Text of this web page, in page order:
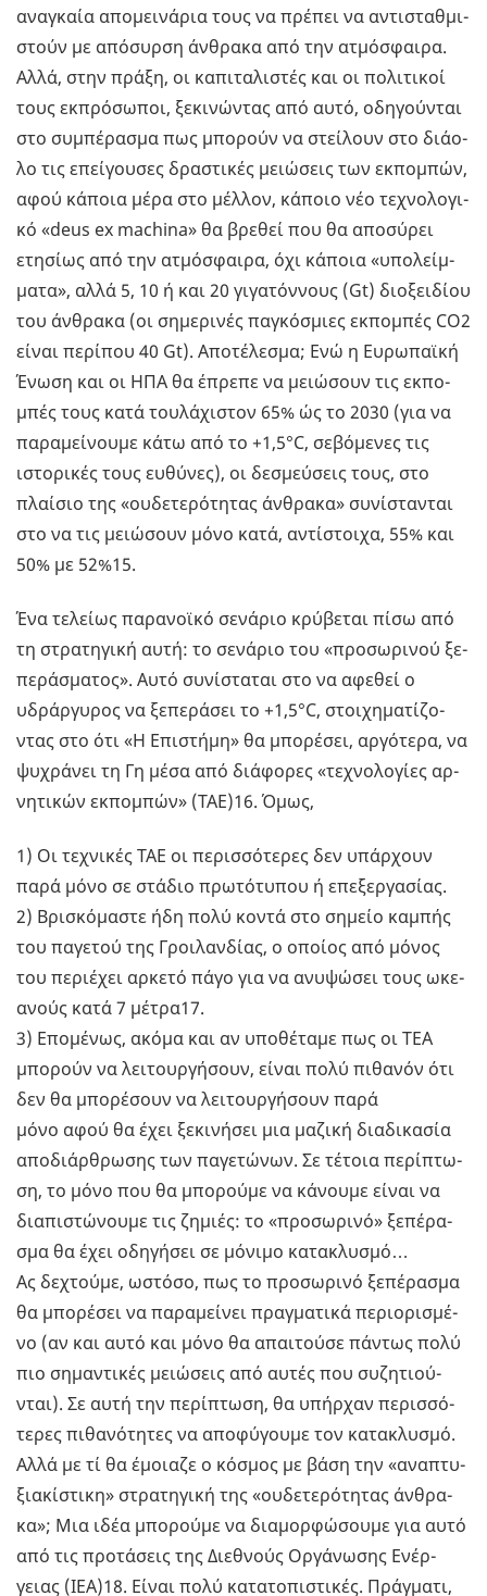
ανα­γκαία απο­μει­νά­ρια τους να πρέ­πει να αντι­σταθ­μι­
στούν με από­συρ­ση άν­θρα­κα από την ατμό­σφαι­ρα.
Αλλά, στην πράξη, οι κα­πι­τα­λι­στές και οι πο­λι­τι­κοί
τους εκ­πρό­σω­ποι, ξε­κι­νώ­ντας από αυτό, οδη­γού­νται
στο συ­μπέ­ρα­σμα πως μπο­ρούν να στεί­λουν στο διά­ο­
λο τις επεί­γου­σες δρα­στι­κές μειώ­σεις των εκ­πο­μπών,
αφού κά­ποια μέρα στο μέλ­λον, κά­ποιο νέο τε­χνο­λο­γι­
κό «deus ex machina» θα βρε­θεί που θα απο­σύ­ρει
ετη­σί­ως από την ατμό­σφαι­ρα, όχι κά­ποια «υπο­λείμ­
μα­τα», αλλά 5, 10 ή και 20 γι­γα­τόν­νους (Gt) διο­ξει­δί­ου
του άν­θρα­κα (οι ση­με­ρι­νές πα­γκό­σμιες εκ­πο­μπές CO2
είναι πε­ρί­που 40 Gt). Απο­τέ­λε­σμα; Ενώ η Ευ­ρω­παϊ­κή
Ένωση και οι ΗΠΑ θα έπρε­πε να μειώ­σουν τις εκ­πο­
μπές τους κατά του­λά­χι­στον 65% ώς το 2030 (για να
πα­ρα­μεί­νου­με κάτω από το +1,5°C, σε­βό­με­νες τις
ιστο­ρι­κές τους ευ­θύ­νες), οι δε­σμεύ­σεις τους, στο
πλαί­σιο της «ου­δε­τε­ρό­τη­τας άν­θρα­κα» συ­νί­στα­νται
στο να τις μειώ­σουν μόνο κατά, αντί­στοι­χα, 55% και
50% με 52%15.
Ένα τε­λεί­ως πα­ρα­νοϊ­κό σε­νά­ριο κρύ­βε­ται πίσω από
τη στρα­τη­γι­κή αυτή: το σε­νά­ριο του «προ­σω­ρι­νού ξε­
πε­ρά­σμα­τος». Αυτό συ­νί­στα­ται στο να αφε­θεί ο
υδράρ­γυ­ρος να ξε­πε­ρά­σει το +1,5°C, στοι­χη­μα­τί­ζο­
ντας στο ότι «Η Επι­στή­μη» θα μπο­ρέ­σει, αρ­γό­τε­ρα, να
ψυ­χρά­νει τη Γη μέσα από διά­φο­ρες «τε­χνο­λο­γί­ες αρ­
νη­τι­κών εκ­πο­μπών» (TAE)16. Όμως,
1) Οι τε­χνι­κές ΤΑΕ οι πε­ρισ­σό­τε­ρες δεν υπάρ­χουν
παρά μόνο σε στά­διο πρω­τό­τυ­που ή επε­ξερ­γα­σί­ας.
2) Βρι­σκό­μα­στε ήδη πολύ κοντά στο ση­μείο κα­μπής
του πα­γε­τού της Γροι­λαν­δί­ας, ο οποί­ος από μόνος
του πε­ριέ­χει αρ­κε­τό πάγο για να ανυ­ψώ­σει τους ωκε­
α­νούς κατά 7 μέτρα17.
3) Επο­μέ­νως, ακόμα και αν υπο­θέ­τα­με πως οι ΤΕΑ
μπο­ρούν να λει­τουρ­γή­σουν, είναι πολύ πι­θα­νόν ότι
δεν θα μπο­ρέ­σουν να λει­τουρ­γή­σουν παρά
μόνο αφού θα έχει ξε­κι­νή­σει μια μα­ζι­κή δια­δι­κα­σία
απο­διάρ­θρω­σης των πα­γε­τώ­νων. Σε τέ­τοια πε­ρί­πτω­
ση, το μόνο που θα μπο­ρού­με να κά­νου­με είναι να
δια­πι­στώ­νου­με τις ζη­μιές: το «προ­σω­ρι­νό» ξε­πέ­ρα­
σμα θα έχει οδη­γή­σει σε μό­νι­μο κα­τα­κλυ­σμό…
Ας δε­χτού­με, ωστό­σο, πως το προ­σω­ρι­νό ξε­πέ­ρα­σμα
θα μπο­ρέ­σει να πα­ρα­μεί­νει πραγ­μα­τι­κά πε­ριο­ρι­σμέ­
νο (αν και αυτό και μόνο θα απαι­τού­σε πά­ντως πολύ
πιο ση­μα­ντι­κές μειώ­σεις από αυτές που συ­ζη­τιού­
νται). Σε αυτή την πε­ρί­πτω­ση, θα υπήρ­χαν πε­ρισ­σό­
τε­ρες πι­θα­νό­τη­τες να απο­φύ­γου­με τον κα­τα­κλυ­σμό.
Αλλά με τί θα έμοια­ζε ο κό­σμος με βάση την «ανα­πτυ­
ξια­κί­στι­κη» στρα­τη­γι­κή της «ου­δε­τε­ρό­τη­τας άν­θρα­
κα»; Μια ιδέα μπο­ρού­με να δια­μορ­φώ­σου­με για αυτό
από τις προ­τά­σεις της Διε­θνούς Ορ­γά­νω­σης Ενέρ­
γειας (IEA)18. Είναι πολύ κα­τα­το­πι­στι­κές. Πράγ­μα­τι,